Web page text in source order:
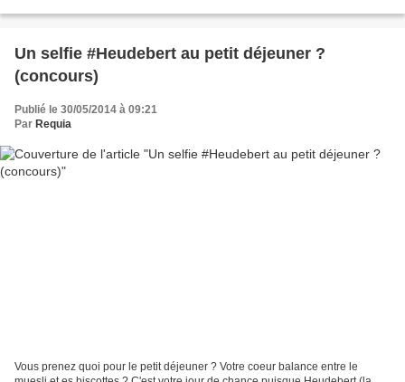
Un selfie #Heudebert au petit déjeuner ?
(concours)
Publié le 30/05/2014 à 09:21
Par Requia
Vous prenez quoi pour le petit déjeuner ? Votre coeur balance entre le